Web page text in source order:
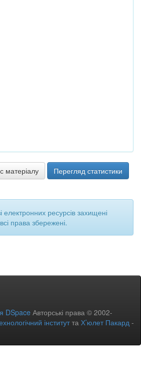
матеріалу Перегляд статистики
електронних ресурсів захищені
права збережені.
DSpace Авторські права © 2002-
інститутта Х’юлет Пакард -